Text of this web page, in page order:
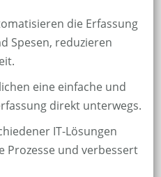
die Erfassung
Spesen, reduzieren
eine einfache und
direkt unterwegs.
IT-Lösungen
Prozesse und verbessert